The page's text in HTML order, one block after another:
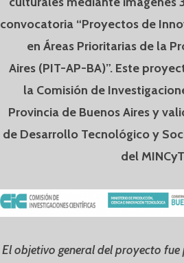
convocatoria “Proyectos de
en Áreas Prioritarias de la
Aires (PIT-AP-BA)”. Este
la Comisión de
Provincia de Buenos Aires y
de Desarrollo Tecnológico y
del MINCyT
El objetivo general del proyecto